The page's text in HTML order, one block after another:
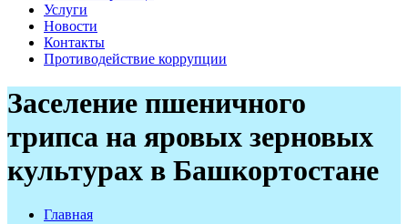
Услуги
Новости
Контакты
Противодействие коррупции
Заселение пшеничного
трипса на яровых зерновых
культурах в Башкортостане
Главная